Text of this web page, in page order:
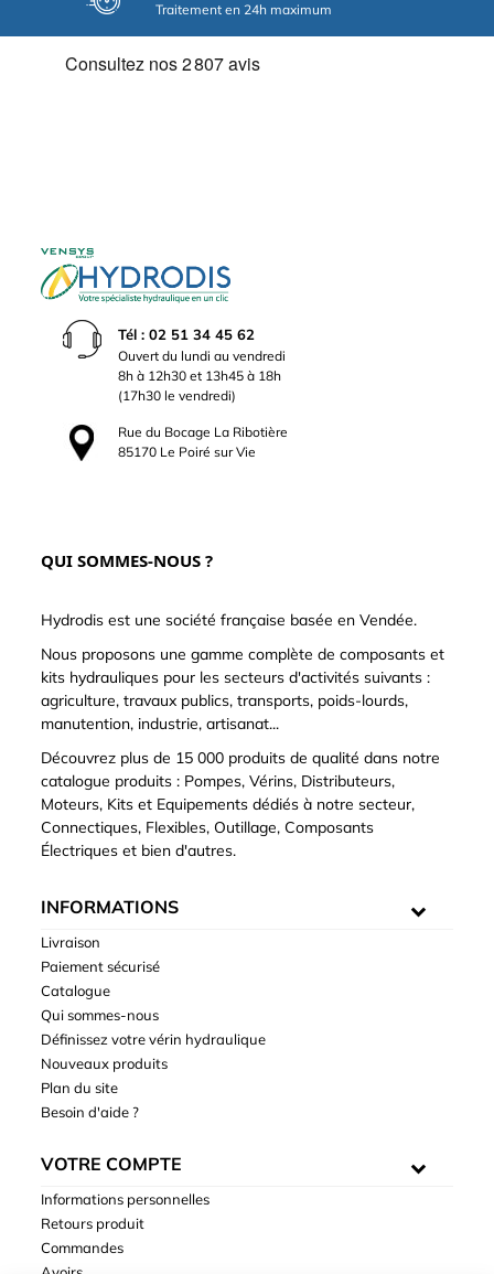
Traitement en 24h maximum
Tél : 02 51 34 45 62
Ouvert du lundi au vendredi
8h à 12h30 et 13h45 à 18h
(17h30 le vendredi)
Rue du Bocage La Ribotière
85170 Le Poiré sur Vie
QUI SOMMES-NOUS ?
Hydrodis est une société française basée en Vendée.
Nous proposons une gamme complète de composants et
kits hydrauliques pour les secteurs d'activités suivants :
agriculture, travaux publics, transports, poids-lourds,
manutention, industrie, artisanat...
Découvrez plus de 15 000 produits de qualité dans notre
catalogue produits : Pompes, Vérins, Distributeurs,
Moteurs, Kits et Equipements dédiés à notre secteur,
Connectiques, Flexibles, Outillage, Composants
Électriques et bien d'autres.
INFORMATIONS
Livraison
Paiement sécurisé
Catalogue
Qui sommes-nous
Définissez votre vérin hydraulique
Nouveaux produits
Plan du site
Besoin d'aide ?
VOTRE COMPTE
Informations personnelles
Retours produit
Commandes